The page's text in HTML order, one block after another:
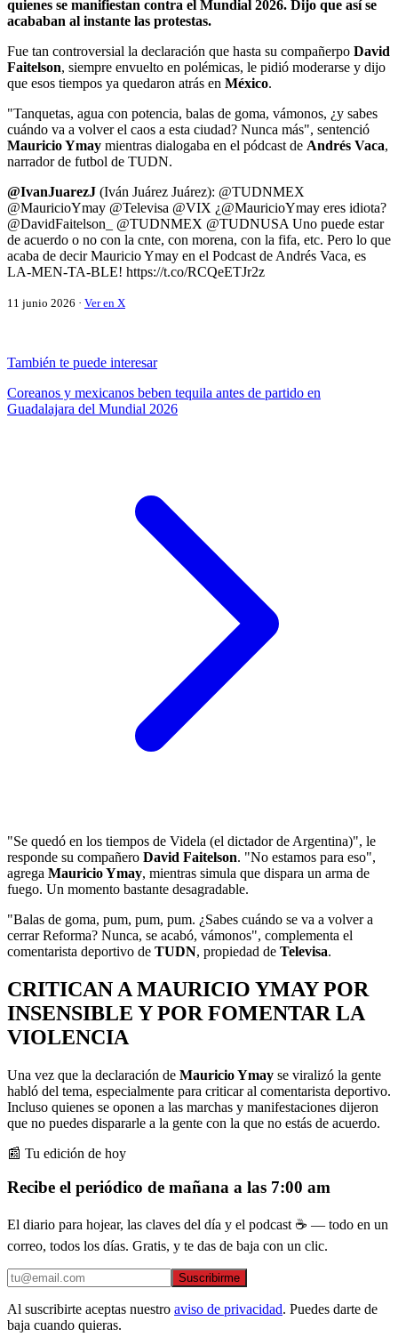
quienes se manifiestan contra el Mundial 2026. Dijo que así se
acababan al instante las protestas.
Fue tan controversial la declaración que hasta su compañerpo David
Faitelson, siempre envuelto en polémicas, le pidió moderarse y dijo
que esos tiempos ya quedaron atrás en México.
"Tanquetas, agua con potencia, balas de goma, vámonos, ¿y sabes
cuándo va a volver el caos a esta ciudad? Nunca más", sentenció
Mauricio Ymay mientras dialogaba en el pódcast de Andrés Vaca,
narrador de futbol de TUDN.
@IvanJuarezJ (Iván Juárez Juárez): @TUDNMEX
@MauricioYmay @Televisa @VIX ¿@MauricioYmay eres idiota?
@DavidFaitelson_ @TUDNMEX @TUDNUSA Uno puede estar
de acuerdo o no con la cnte, con morena, con la fifa, etc. Pero lo que
acaba de decir Mauricio Ymay en el Podcast de Andrés Vaca, es
LA-MEN-TA-BLE! https://t.co/RCQeETJr2z
11 junio 2026 · Ver en X
También te puede interesar
Coreanos y mexicanos beben tequila antes de partido en
Guadalajara del Mundial 2026
"Se quedó en los tiempos de Videla (el dictador de Argentina)", le
responde su compañero David Faitelson. "No estamos para eso",
agrega Mauricio Ymay, mientras simula que dispara un arma de
fuego. Un momento bastante desagradable.
"Balas de goma, pum, pum, pum. ¿Sabes cuándo se va a volver a
cerrar Reforma? Nunca, se acabó, vámonos", complementa el
comentarista deportivo de TUDN, propiedad de Televisa.
CRITICAN A MAURICIO YMAY POR
INSENSIBLE Y POR FOMENTAR LA
VIOLENCIA
Una vez que la declaración de Mauricio Ymay se viralizó la gente
habló del tema, especialmente para criticar al comentarista deportivo.
Incluso quienes se oponen a las marchas y manifestaciones dijeron
que no puedes dispararle a la gente con la que no estás de acuerdo.
📰 Tu edición de hoy
Recibe el periódico de mañana a las 7:00 am
El diario para hojear, las claves del día y el podcast ☕ — todo en un
correo, todos los días. Gratis, y te das de baja con un clic.
Suscribirme
Al suscribirte aceptas nuestro aviso de privacidad. Puedes darte de
baja cuando quieras.